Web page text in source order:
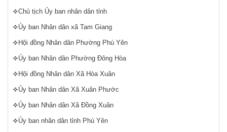
Chủ tịch Ủy ban nhân dân tỉnh
Ủy ban Nhân dân xã Tam Giang
Hội đồng Nhân dân Phường Phú Yên
Ủy ban Nhân dân Phường Đông Hòa
Hội đồng Nhân dân Xã Hòa Xuân
Ủy ban Nhân dân Xã Xuân Phước
Ủy ban Nhân dân Xã Đồng Xuân
Ủy ban nhân dân tỉnh Phú Yên